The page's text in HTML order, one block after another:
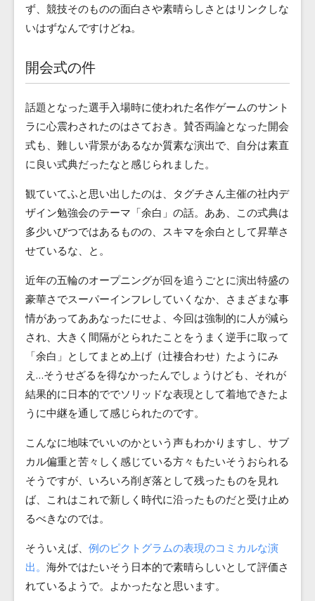
ず、競技そのものの面白さや素晴らしさとはリンクしな
いはずなんですけどね。
開会式の件
話題となった選手入場時に使われた名作ゲームのサント
ラに心震わされたのはさておき。賛否両論となった開会
式も、難しい背景があるなか質素な演出で、自分は素直
に良い式典だったなと感じられました。
観ていてふと思い出したのは、タグチさん主催の社内デ
ザイン勉強会のテーマ「余白」の話。ああ、この式典は
多少いびつではあるものの、スキマを余白として昇華さ
せているな、と。
近年の五輪のオープニングが回を追うごとに演出特盛の
豪華さでスーパーインフレしていくなか、さまざまな事
情があってああなったにせよ、今回は強制的に人が減ら
され、大きく間隔がとられたことをうまく逆手に取って
「余白」としてまとめ上げ（辻褄合わせ）たようにみ
え…そうせざるを得なかったんでしょうけども、それが
結果的に日本的ででソリッドな表現として着地できたよ
うに中継を通して感じられたのです。
こんなに地味でいいのかという声もわかりますし、サブ
カル偏重と苦々しく感じている方々もたいそうおられる
そうですが、いろいろ削ぎ落として残ったものを見れ
ば、これはこれで新しく時代に沿ったものだと受け止め
るべきなのでは。
そういえば、 例のピクトグラムの表現のコミカルな演
出。 海外ではたいそう日本的で素晴らしいとして評価さ
れているようで。よかったなと思います。